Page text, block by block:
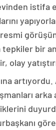
istifa
tepkiler bir
olay
artıyordu.
arka